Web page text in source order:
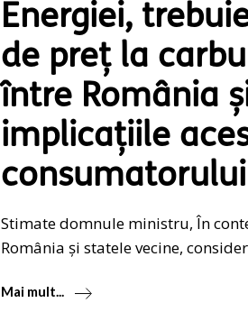
Energiei,
de preț la
între România
implicațiile
Stimate domnule ministru, În
România și statele vecine,
Mai mult...